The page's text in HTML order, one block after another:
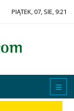
PIĄTEK, 07, SIE, 9:21